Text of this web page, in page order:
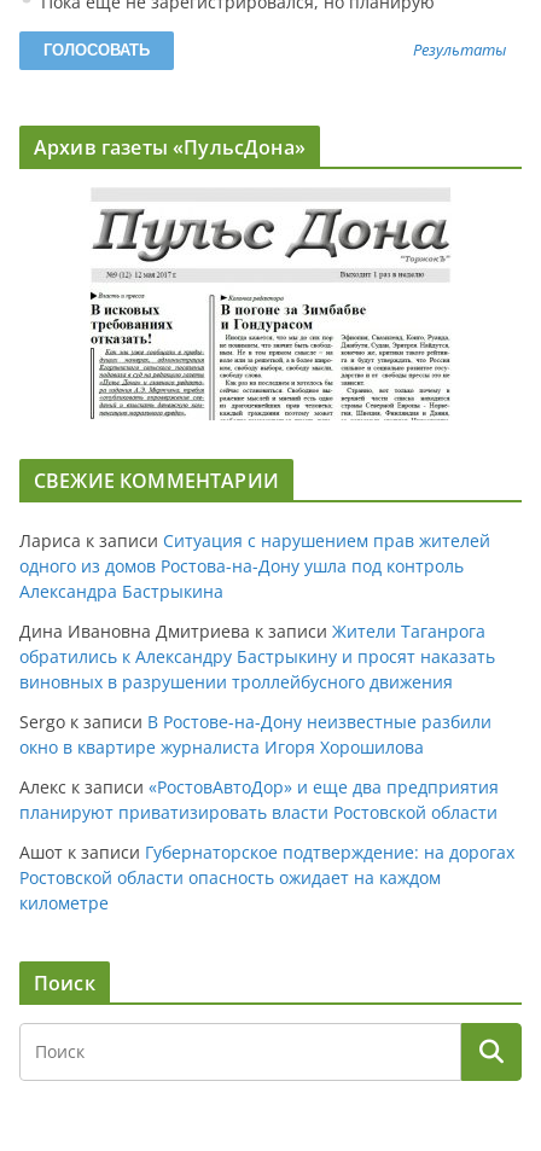
Результаты
Архив газеты «ПульсДона»
СВЕЖИЕ КОММЕНТАРИИ
Лариса к записи Ситуация с нарушением прав жителей
одного из домов Ростова-на-Дону ушла под контроль
Александра Бастрыкина
Дина Ивановна Дмитриева к записи Жители Таганрога
обратились к Александру Бастрыкину и просят наказать
виновных в разрушении троллейбусного движения
Sergo к записи В Ростове-на-Дону неизвестные разбили
окно в квартире журналиста Игоря Хорошилова
Алекс к записи «РостовАвтоДор» и еще два предприятия
планируют приватизировать власти Ростовской области
Ашот к записи Губернаторское подтверждение: на дорогах
Ростовской области опасность ожидает на каждом
километре
Поиск